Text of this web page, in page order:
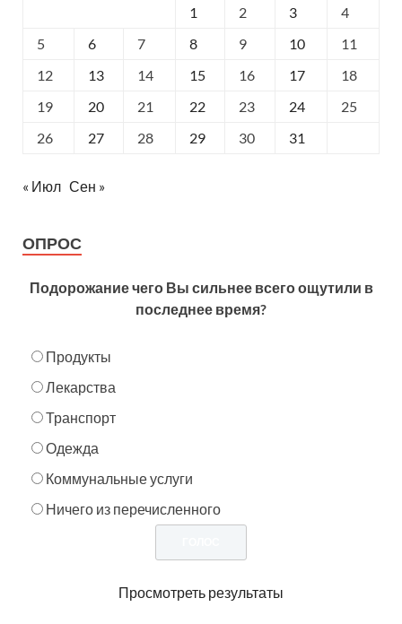
1
2 3
4
5
6 7 8 9 10
11
12
13 14 15 16 17
18
19
20 21 22 23 24
25
26
27 28 29 30 31
« Июл Сен »
ОПРОС
Подорожание чего Вы сильнее всего ощутили в
последнее время?
Продукты
Лекарства
Транспорт
Одежда
Коммунальные услуги
Ничего из перечисленного
Просмотреть результаты